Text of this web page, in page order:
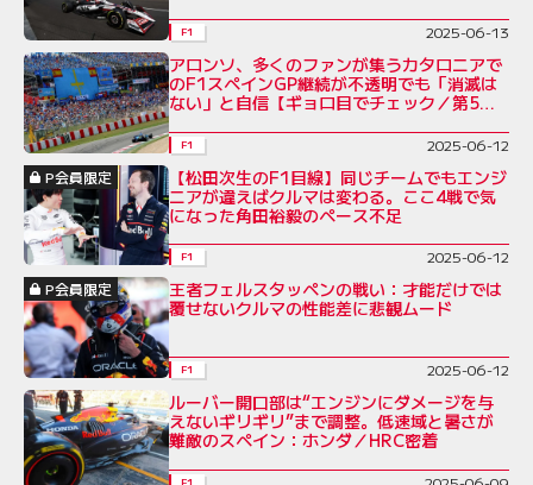
F1 2025-06-13
アロンソ、多くのファンが集うカタロニアで
のF1スペインGP継続が不透明でも「消滅は
ない」と自信【ギョロ目でチェック／第5
F1
2025-06-12
P会員限定
【松田次生のF1目線】同じチームでもエンジ
ニアが違えばクルマは変わる。ここ4戦で気
になった角田裕毅のペース不足
F1
2025-06-12
P会員限定
王者フェルスタッペンの戦い：才能だけでは
覆せないクルマの性能差に悲観ムード
F1 2025-06-12
ルーバー開口部は“エンジンにダメージを与
えないギリギリ”まで調整。低速域と暑さが
難敵のスペイン：ホンダ／HRC密着
F1